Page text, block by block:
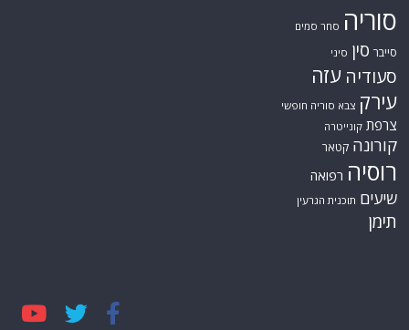
סוריה סחר סמים
סייבר סין סיני
סעודיה עזה
עירק צבא סוריה חופשי
צרפת קונייטרה
קורונה קטאר
רוסיה רפואה
שיעים תוכנית הגרעין
תימן